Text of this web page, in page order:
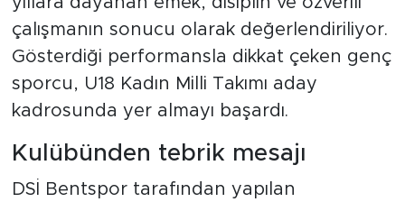
çalışmanın sonucu olarak değerlendiriliyor.
Gösterdiği performansla dikkat çeken genç
sporcu, U18 Kadın Milli Takımı aday
kadrosunda yer almayı başardı.
Kulübünden tebrik mesajı
DSİ Bentspor tarafından yapılan